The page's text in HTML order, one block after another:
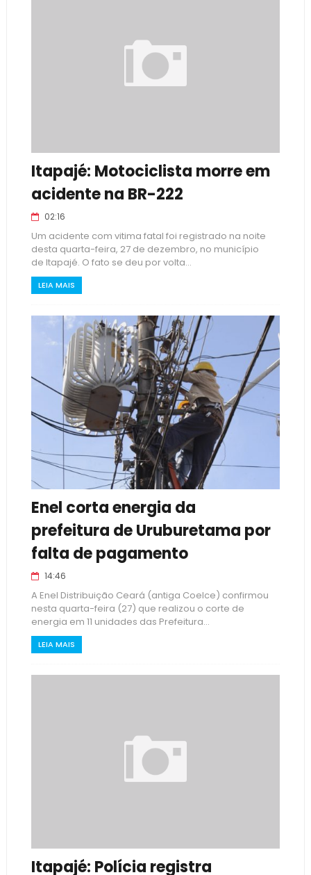
Itapajé: Motociclista morre em
acidente na BR-222
02:16
Um acidente com vitima fatal foi registrado na noite
desta quarta-feira, 27 de dezembro, no município
de Itapajé. O fato se deu por volta...
LEIA MAIS
Enel corta energia da
prefeitura de Uruburetama por
falta de pagamento
14:46
A Enel Distribuição Ceará (antiga Coelce) confirmou
nesta quarta-feira (27) que realizou o corte de
energia em 11 unidades das Prefeitura...
LEIA MAIS
Itapajé: Polícia registra